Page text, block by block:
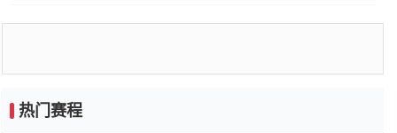
热门赛程